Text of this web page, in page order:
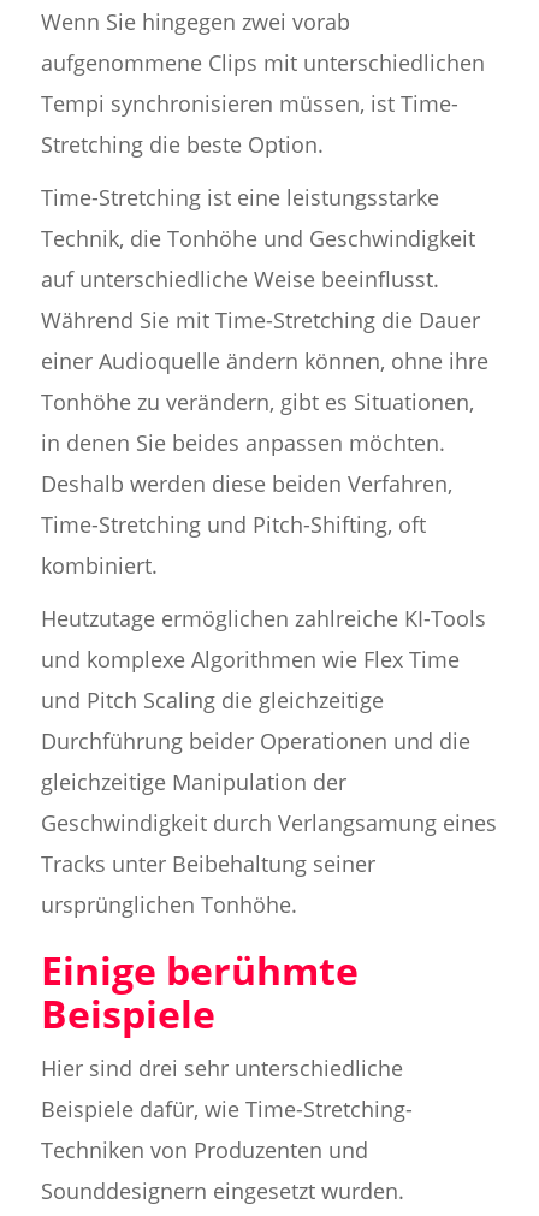
Wenn Sie hingegen zwei vorab
aufgenommene Clips mit unterschiedlichen
Tempi synchronisieren müssen, ist Time-
Stretching die beste Option.
Time-Stretching ist eine leistungsstarke
Technik, die Tonhöhe und Geschwindigkeit
auf unterschiedliche Weise beeinflusst.
Während Sie mit Time-Stretching die Dauer
einer Audioquelle ändern können, ohne ihre
Tonhöhe zu verändern, gibt es Situationen,
in denen Sie beides anpassen möchten.
Deshalb werden diese beiden Verfahren,
Time-Stretching und Pitch-Shifting, oft
kombiniert.
Heutzutage ermöglichen zahlreiche KI-Tools
und komplexe Algorithmen wie Flex Time
und Pitch Scaling die gleichzeitige
Durchführung beider Operationen und die
gleichzeitige Manipulation der
Geschwindigkeit durch Verlangsamung eines
Tracks unter Beibehaltung seiner
ursprünglichen Tonhöhe.
Einige berühmte
Beispiele
Hier sind drei sehr unterschiedliche
Beispiele dafür, wie Time-Stretching-
Techniken von Produzenten und
Sounddesignern eingesetzt wurden.